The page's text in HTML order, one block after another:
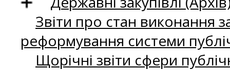
Звіти про стан виконання
реформування системи
Щорічні звіти сфери